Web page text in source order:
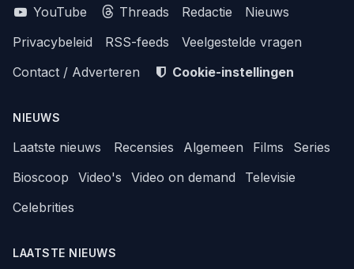
YouTube
Threads Redactie
Nieuws
Privacybeleid
RSS-feeds
Veelgestelde vragen
Contact / Adverteren
Cookie-instellingen
NIEUWS
Laatste nieuws Recensies Algemeen Films
Series
Bioscoop
Video's Video on demand
Televisie
Celebrities
LAATSTE NIEUWS